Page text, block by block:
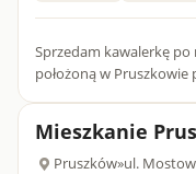
Sprzedam kawalerkę po
położoną w Pruszkowie
Mieszkanie
Pruszków»ul.